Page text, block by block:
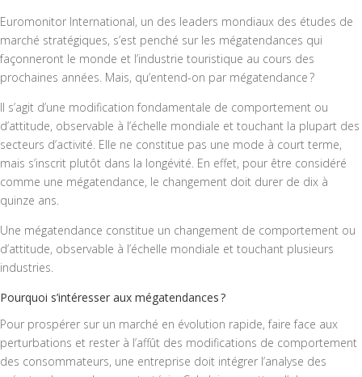
Euromonitor International, un des leaders mondiaux des études de
marché stratégiques, s’est penché sur les mégatendances qui
façonneront le monde et l’industrie touristique au cours des
prochaines années. Mais, qu’entend-on par mégatendance ?
Il s’agit d’une modification fondamentale de comportement ou
d’attitude, observable à l’échelle mondiale et touchant la plupart des
secteurs d’activité. Elle ne constitue pas une mode à court terme,
mais s’inscrit plutôt dans la longévité. En effet, pour être considéré
comme une mégatendance, le changement doit durer de dix à
quinze ans.
Une mégatendance constitue un changement de comportement ou
d’attitude, observable à l’échelle mondiale et touchant plusieurs
industries.
Pourquoi s’intéresser aux mégatendances ?
Pour prospérer sur un marché en évolution rapide, faire face aux
perturbations et rester à l’affût des modifications de comportement
des consommateurs, une entreprise doit intégrer l’analyse des